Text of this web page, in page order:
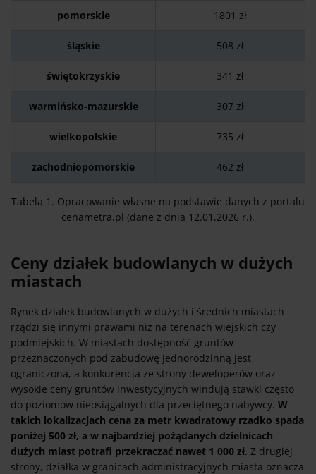
pomorskie 1801 zł
śląskie 508 zł
świętokrzyskie 341 zł
warmińsko-mazurskie 307 zł
wielkopolskie 735 zł
zachodniopomorskie 462 zł
Tabela 1. Opracowanie własne na podstawie danych z portalu
cenametra.pl (dane z dnia 12.01.2026 r.).
Ceny działek budowlanych w dużych
miastach
Rynek działek budowlanych w dużych i średnich miastach
rządzi się innymi prawami niż na terenach wiejskich czy
podmiejskich. W miastach dostępność gruntów
przeznaczonych pod zabudowę jednorodzinną jest
ograniczona, a konkurencja ze strony deweloperów oraz
wysokie ceny gruntów inwestycyjnych windują stawki często
do poziomów nieosiągalnych dla przeciętnego nabywcy. W
takich lokalizacjach cena za metr kwadratowy rzadko spada
poniżej 500 zł, a w najbardziej pożądanych dzielnicach
dużych miast potrafi przekraczać nawet 1 000 zł. Z drugiej
strony, działka w granicach administracyjnych miasta oznacza